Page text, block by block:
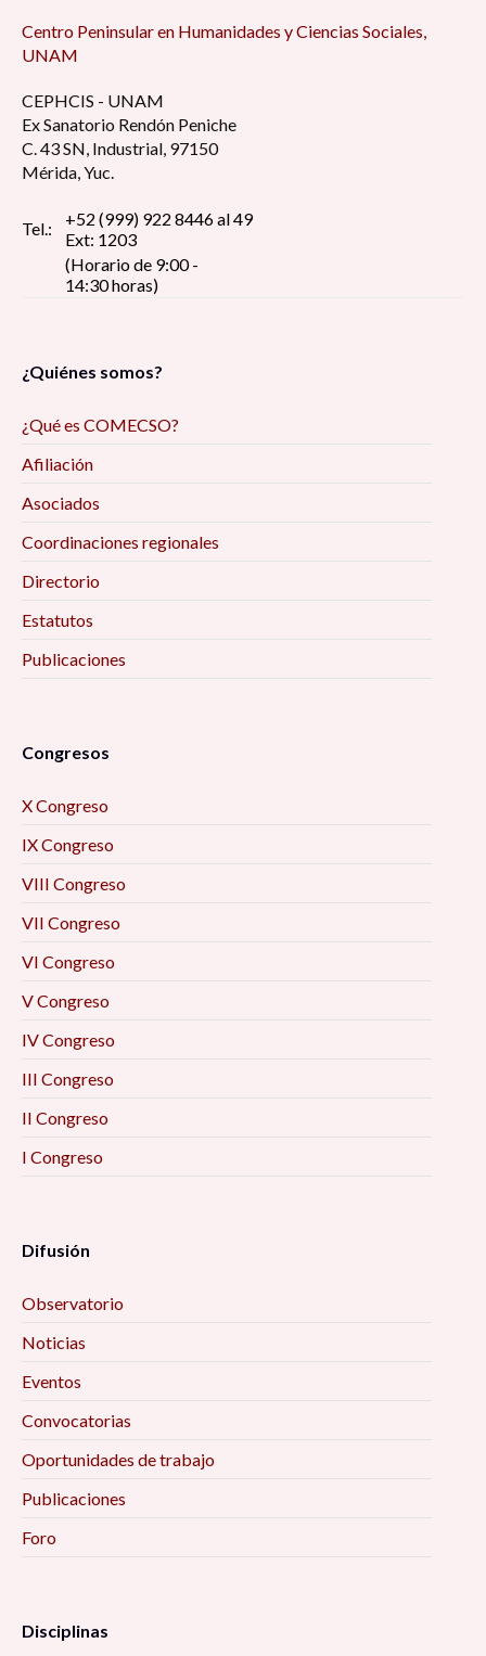
Centro Peninsular en Humanidades y Ciencias Sociales,
UNAM
CEPHCIS - UNAM
Ex Sanatorio Rendón Peniche
C. 43 SN, Industrial, 97150
Mérida, Yuc.
Tel.:
+52 (999) 922 8446 al 49
Ext: 1203
(Horario de 9:00 -
14:30 horas)
¿Quiénes somos?
¿Qué es COMECSO?
Afiliación
Asociados
Coordinaciones regionales
Directorio
Estatutos
Publicaciones
Congresos
X Congreso
IX Congreso
VIII Congreso
VII Congreso
VI Congreso
V Congreso
IV Congreso
III Congreso
II Congreso
I Congreso
Difusión
Observatorio
Noticias
Eventos
Convocatorias
Oportunidades de trabajo
Publicaciones
Foro
Disciplinas